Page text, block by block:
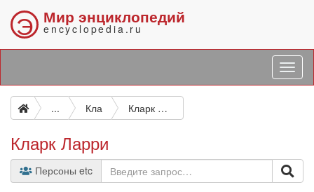
Э Мир энциклопедий
encyclopedia.ru
... Кла Кларк Ларри
Кларк Ларри
Персоны etc